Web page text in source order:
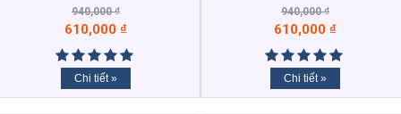
940,000₫
610,000 ₫
Chi tiết »
940,000₫
610,000 ₫
Chi tiết »